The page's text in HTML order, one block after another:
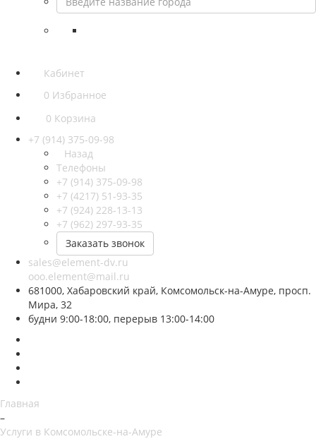
Кабинет
0 Избранное
0 Корзина
+7 (914) 375-09-98
Назад
Телефоны
+7 (914) 375-09-98
+7 (4217) 51-93-35
+7 (924) 228-13-13
+7 (962) 297-93-35
Заказать звонок
sales@element-dv.ru
ooo.element@mail.ru
681000, Хабаровский край, Комсомольск-на-Амуре, просп.
Мира, 32
будни 9:00-18:00, перерыв 13:00-14:00
Главная
–
Услуги в Комсомольске-на-Амуре